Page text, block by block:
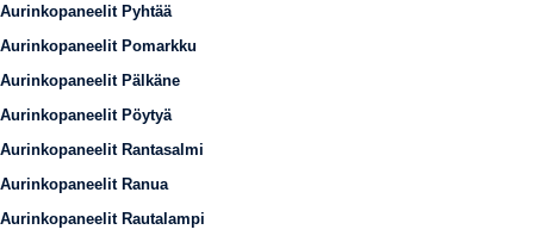
Aurinkopaneelit Pyhtää
Aurinkopaneelit Pomarkku
Aurinkopaneelit Pälkäne
Aurinkopaneelit Pöytyä
Aurinkopaneelit Rantasalmi
Aurinkopaneelit Ranua
Aurinkopaneelit Rautalampi